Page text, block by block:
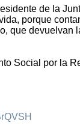
de la
porque
que devuelvan
Social por la